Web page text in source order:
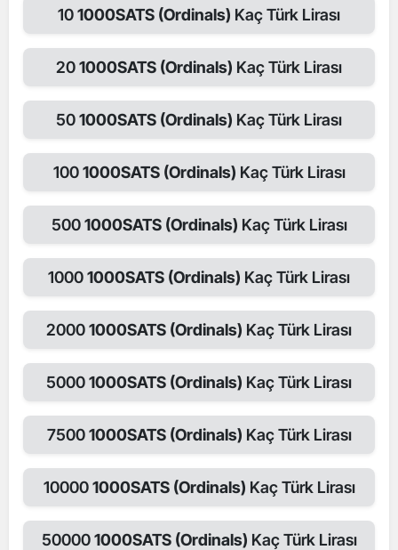
101000SATS (Ordinals) Kaç Türk Lirası
201000SATS (Ordinals) Kaç Türk Lirası
501000SATS (Ordinals) Kaç Türk Lirası
1001000SATS (Ordinals) Kaç Türk Lirası
5001000SATS (Ordinals) Kaç Türk Lirası
10001000SATS (Ordinals) Kaç Türk Lirası
20001000SATS (Ordinals) Kaç Türk Lirası
50001000SATS (Ordinals) Kaç Türk Lirası
75001000SATS (Ordinals) Kaç Türk Lirası
100001000SATS (Ordinals) Kaç Türk Lirası
500001000SATS (Ordinals) Kaç Türk Lirası